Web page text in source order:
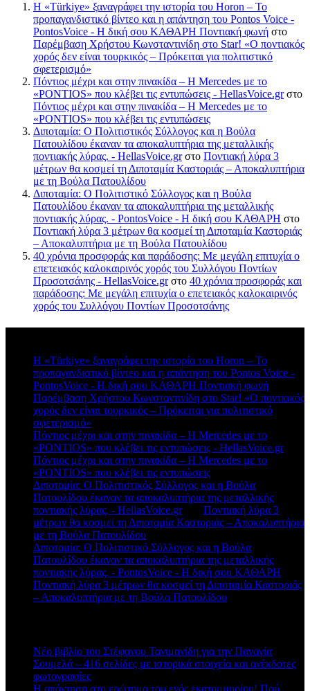
Η «Türkiye» ξαναγράφει την ιστορία του Horon – Το
προπαγανδιστικό βίντεο και η απάντηση του Pontos Voice -
PontosVoice - H δική σου ΚΑΘΑΡΗ Ποντιακή φωνή στο
Παρέμβαση Χρήστου Κωνσταντινίδη στο Star! «Ο ποντιακός
χορός δεν είναι τουρκικός – Πρόκειται για πολιτιστικό
σφετερισμό»
Πόντιος μέχρι και στην πινακίδα – Η Mercedes με το
«PONTIOS» που κλέβει τις εντυπώσεις - HellasVoice.grστο
Πόντιος μέχρι και στην πινακίδα – Η Mercedes με το
«PONTIOS» που κλέβει τις εντυπώσεις
Διποταμία: Ο Πολιτιστικός Σύλλογος και η Βούλα
Πατουλίδου έκαναν τα αποκαλυπτήρια της μεταλλικής
ποντιακής λύρας. - HellasVoice.grστο Ποντιακή λύρα 3
μέτρων θα κοσμεί τη Διποταμία Καστοριάς – Αποκαλυπτήρια
με τη Βούλα Πατουλίδου
Διποταμία: Ο Πολιτιστικό Σύλλογος και η Βούλα
Πατουλίδου έκαναν τα αποκαλυπτήρια της μεταλλικής
ποντιακής λύρας. - PontosVoice - H δική σου ΚΑΘΑΡΗ στο
Ποντιακή λύρα 3 μέτρων θα κοσμεί τη Διποταμία Καστοριάς
– Αποκαλυπτήρια με τη Βούλα Πατουλίδου
40 χρόνια προσφοράς και παράδοσης: Με μεγάλη επιτυχία ο
επετειακός καλοκαιρινός χορός του Συλλόγου Ποντίων
Προσοτσάνης - HellasVoice.grστο 40 χρόνια προσφοράς και
παράδοσης: Με μεγάλη επιτυχία ο επετειακός καλοκαιρινός
χορός του Συλλόγου Ποντίων Προσοτσάνης
Η «Türkiye» ξαναγράφει την ιστορία του Horon – Το
προπαγανδιστικό βίντεο και η απάντηση του Pontos Voice -
PontosVoice - H δική σου ΚΑΘΑΡΗ Ποντιακή φωνή
Παρέμβαση Χρήστου Κωνσταντινίδη στο Star! «Ο ποντιακός
χορός δεν είναι τουρκικός – Πρόκειται για πολιτιστικό
σφετερισμό»
Πόντιος μέχρι και στην πινακίδα – Η Mercedes με το
«PONTIOS» που κλέβει τις εντυπώσεις - HellasVoice.grστο
Πόντιος μέχρι και στην πινακίδα – Η Mercedes με το
«PONTIOS» που κλέβει τις εντυπώσεις
Διποταμία: Ο Πολιτιστικός Σύλλογος και η Βούλα
Πατουλίδου έκαναν τα αποκαλυπτήρια της μεταλλικής
ποντιακής λύρας. - HellasVoice.grστο Ποντιακή λύρα 3
μέτρων θα κοσμεί τη Διποταμία Καστοριάς – Αποκαλυπτήρια
με τη Βούλα Πατουλίδου
Διποταμία: Ο Πολιτιστικό Σύλλογος και η Βούλα
Πατουλίδου έκαναν τα αποκαλυπτήρια της μεταλλικής
ποντιακής λύρας. - PontosVoice - H δική σου ΚΑΘΑΡΗ
Ποντιακή λύρα 3 μέτρων θα κοσμεί τη Διποταμία Καστοριάς
– Αποκαλυπτήρια με τη Βούλα Πατουλίδου
Νέο βιβλίο του Στέφανου Τανιμανίδη για την Παναγία
Σουμελά – 416 σελίδες με ιστορικά στοιχεία και ανέκδοτες
φωτογραφίες
Η απάντηση στο ερώτημα του ενός εκατομμυρίου! Πού